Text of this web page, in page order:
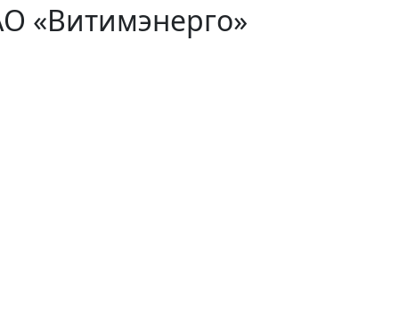
«Витимэнерго»